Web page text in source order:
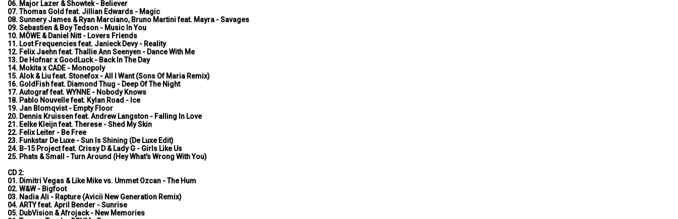
06. Major Lazer & Showtek - Believer
07. Thomas Gold feat. Jillian Edwards - Magic
08. Sunnery James & Ryan Marciano, Bruno Martini feat. Mayra - Savages
09. Sebastien & Boy Tedson - Music In You
10. MÖWE & Daniel Nitt - Lovers Friends
11. Lost Frequencies feat. Janieck Devy - Reality
12. Felix Jaehn feat. Thallie Ann Seenyen - Dance With Me
13. De Hofnar x GoodLuck - Back In The Day
14. Mokita x CADE - Monopoly
15. Alok & Liu feat. Stonefox - All I Want (Sons Of Maria Remix)
16. GoldFish feat. Diamond Thug - Deep Of The Night
17. Autograf feat. WYNNE - Nobody Knows
18. Pablo Nouvelle feat. Kylan Road - Ice
19. Jan Blomqvist - Empty Floor
20. Dennis Kruissen feat. Andrew Langston - Falling In Love
21. Eelke Kleijn feat. Therese - Shed My Skin
22. Felix Leiter - Be Free
23. Funkstar De Luxe - Sun Is Shining (De Luxe Edit)
24. B-15 Project feat. Crissy D & Lady G - Girls Like Us
25. Phats & Small - Turn Around (Hey What's Wrong With You)
CD 2:
01. Dimitri Vegas & Like Mike vs. Ummet Ozcan - The Hum
02. W&W - Bigfoot
03. Nadia Ali - Rapture (Avicii New Generation Remix)
04. ARTY feat. April Bender - Sunrise
05. DubVision & Afrojack - New Memories